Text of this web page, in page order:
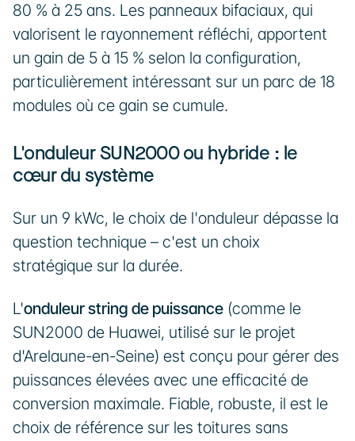
80 % à 25 ans. Les panneaux bifaciaux, qui
valorisent le rayonnement réfléchi, apportent
un gain de 5 à 15 % selon la configuration,
particulièrement intéressant sur un parc de 18
modules où ce gain se cumule.
L'onduleur SUN2000 ou hybride : le
cœur du système
Sur un 9 kWc, le choix de l'onduleur dépasse la
question technique – c'est un choix
stratégique sur la durée.
L'onduleur string de puissance (comme le
SUN2000 de Huawei, utilisé sur le projet
d'Arelaune-en-Seine) est conçu pour gérer des
puissances élevées avec une efficacité de
conversion maximale. Fiable, robuste, il est le
choix de référence sur les toitures sans